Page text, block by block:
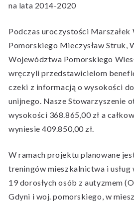
na lata 2014-2020
Podczas uroczystości
Pomorskiego Mieczysław Struk,
Województwa Pomorskiego
wręczyli przedstawicielom
czeki z informacją o wysokości
unijnego. Nasze Stowarzyszenie
wysokości 368.865,00 zł a
wyniesie 409.850,00 zł.
W ramach projektu planowane
treningów mieszkalnictwa i
19 dorosłych osób z autyzmem
Gdyni i woj. pomorskiego, w